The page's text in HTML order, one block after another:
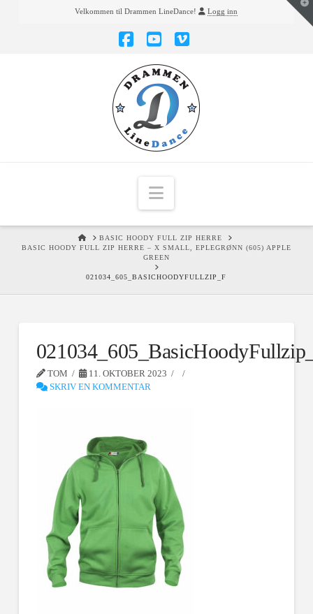
Velkommen til Drammen LineDance! Logg inn
Navigation
HOMEBASIC HOODY FULL ZIP HERRE
BASIC HOODY FULL ZIP HERRE – X SMALL, EPLEGRØNN (605) APPLE
GREEN
021034_605_BASICHOODYFULLZIP_F
TOM
11. OKTOBER 2023
SKRIV EN KOMMENTAR